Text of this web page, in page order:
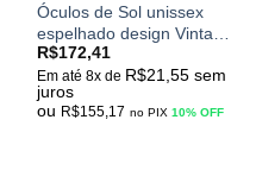
Óculos de Sol unissex
espelhado design Vintage
modelo redondo
KANASTAL Steampunk
UV400
R$172,41
Em até 8x de R$21,55 sem
juros
ou R$155,17 no PIX10% OFF